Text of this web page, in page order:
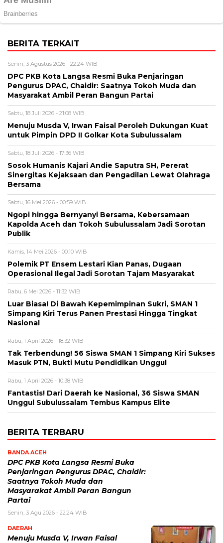
BERITA TERKAIT
Senin, 3 Agustus 2026 - 22:24 WIB
DPC PKB Kota Langsa Resmi Buka Penjaringan
Pengurus DPAC, Chaidir: Saatnya Tokoh Muda dan
Masyarakat Ambil Peran Bangun Partai
Sabtu, 18 Juli 2026 - 21:08 WIB
Menuju Musda V, Irwan Faisal Peroleh Dukungan Kuat
untuk Pimpin DPD II Golkar Kota Subulussalam
Sabtu, 18 Juli 2026 - 17:36 WIB
Sosok Humanis Kajari Andie Saputra SH, Pererat
Sinergitas Kejaksaan dan Pengadilan Lewat Olahraga
Bersama
Sabtu, 16 Mei 2026 - 00:59 WIB
Ngopi hingga Bernyanyi Bersama, Kebersamaan
Kapolda Aceh dan Tokoh Subulussalam Jadi Sorotan
Publik
Kamis, 14 Mei 2026 - 00:10 WIB
Polemik PT Ensem Lestari Kian Panas, Dugaan
Operasional Ilegal Jadi Sorotan Tajam Masyarakat
Rabu, 6 Mei 2026 - 11:32 WIB
Luar Biasa! Di Bawah Kepemimpinan Sukri, SMAN 1
Simpang Kiri Terus Panen Prestasi Hingga Tingkat
Nasional
Rabu, 1 April 2026 - 18:32 WIB
Tak Terbendung! 56 Siswa SMAN 1 Simpang Kiri Sukses
Masuk PTN, Bukti Mutu Pendidikan Unggul
Rabu, 1 April 2026 - 10:38 WIB
Fantastis! Dari Daerah ke Nasional, 36 Siswa SMAN
Unggul Subulussalam Tembus Kampus Elite
BERITA TERBARU
BANDA ACEH
DPC PKB Kota Langsa Resmi Buka
Penjaringan Pengurus DPAC, Chaidir:
Saatnya Tokoh Muda dan
Masyarakat Ambil Peran Bangun
Partai
Senin, 3 Agu 2026 - 22:24 WIB
DAERAH
Menuju Musda V, Irwan Faisal